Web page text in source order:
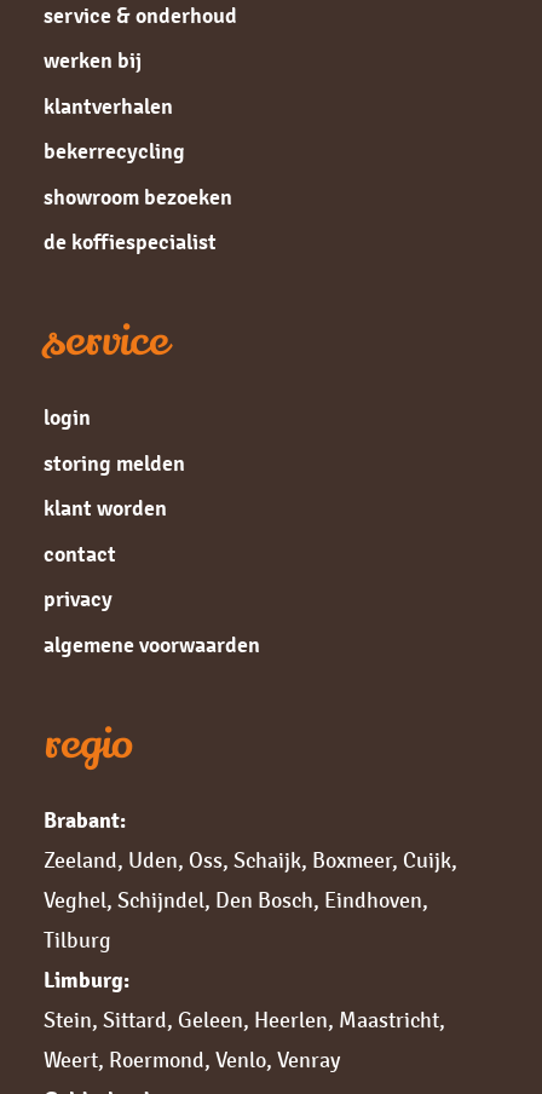
service & onderhoud
werken bij
klantverhalen
bekerrecycling
showroom bezoeken
de koffiespecialist
service
login
storing melden
klant worden
contact
privacy
algemene voorwaarden
regio
Brabant:
Zeeland, Uden, Oss, Schaijk, Boxmeer, Cuijk,
Veghel, Schijndel, Den Bosch, Eindhoven,
Tilburg
Limburg:
Stein, Sittard, Geleen, Heerlen, Maastricht,
Weert, Roermond, Venlo, Venray